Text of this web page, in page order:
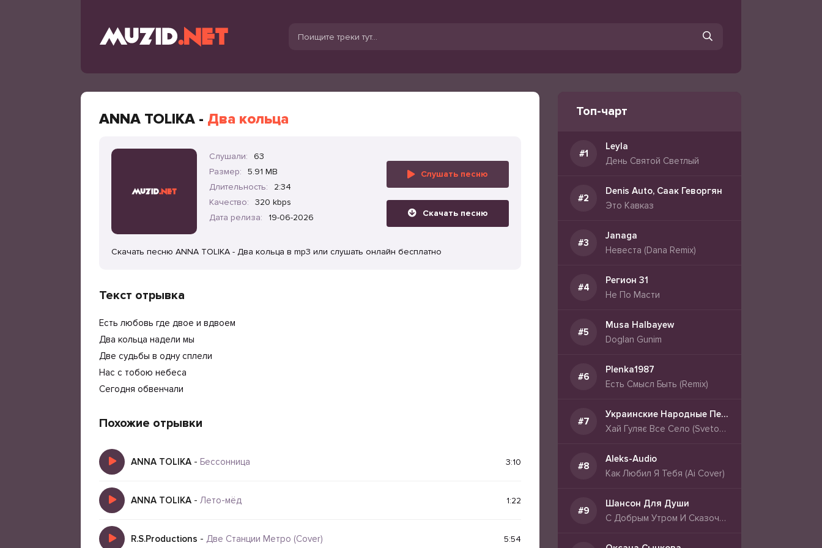
ANNA TOLIKA - Два кольца
Слушали:
63
Размер:
5.91 MB
Длительность:
2:34
Качество:
320 kbps
Дата релиза:
19-06-2026
Слушать песню
Скачать песню
Скачать песню ANNA TOLIKA - Два кольца в mp3 или слушать онлайн бесплатно
Текст отрывка
Есть любовь где двое и вдвоем
Два кольца надели мы
Две судьбы в одну сплели
Нас с тобою небеса
Сегодня обвенчали
Похожие отрывки
ANNA TOLIKA - Бессонница 3:10
ANNA TOLIKA - Лето-мёд 1:22
R.S.Productions - Две Станции Метро (Cover) 5:54
Топ-чарт
Leyla
День Святой Светлый
Denis Auto, Саак Геворгян
Это Кавказ
Janaga
Невеста (Dana Remix)
Регион 31
Не По Масти
Musa Halbayew
Doglan Gunim
Plenka1987
Есть Смысл Быть (Remix)
Украинские Народные Песни
Хай Гуляє Все Село (Svetogor Aggressive Big Beat Remix)
Aleks-Audio
Как Любил Я Тебя (Ai Cover)
Шансон Для Души
С Добрым Утром И Сказочным Днем